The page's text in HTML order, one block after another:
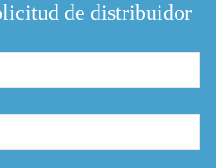
de distribuidor